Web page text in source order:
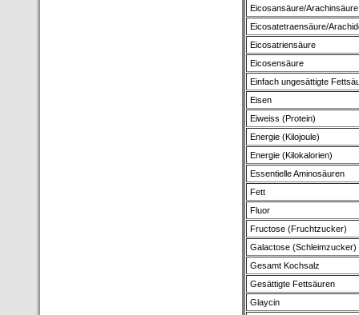
Eicosansäure/Arachinsäure
Eicosatetraensäure/
Eicosatriensäure
Eicosensäure
Einfach ungesättigte
Eisen
Eiweiss (Protein)
Energie (Kilojoule)
Energie (Kilokalorien)
Essentielle Aminosäuren
Fett
Fluor
Fructose (Fruchtzucker)
Galactose (Schleimzucker)
Gesamt Kochsalz
Gesättigte Fettsäuren
Glaycin